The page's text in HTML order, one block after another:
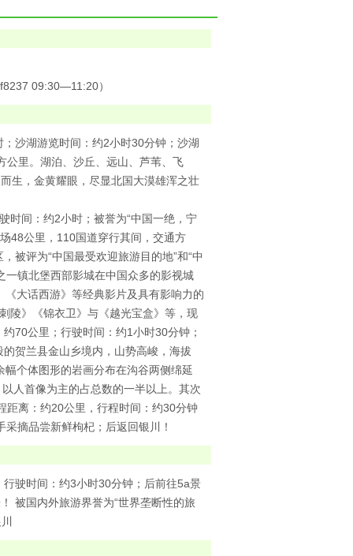
09:30—11:20）
沙湖游览时间：约2小时30分钟；沙湖
公里。湖泊、沙丘、远山、芦苇、飞
生，金黄耀眼，尽显北国大漠雄浑之壮
时间：约2小时；被誉为“中国一绝，宁
48公里，110国道穿行其间，交通方
被评为“中国最受欢迎旅游目的地”和“中
一镇北堡西部影城在中国众多的影视城
大话西游》等经典影片及具有影响力的
陵》《锦衣卫》与《越光宝盒》等，现
70公里；行驶时间：约1小时30分钟；
贺兰县金山乡境内，山势高峻，海拔
个体图形的岩画分布在沟谷两侧绵延
人首像为主的占总数的一半以上。其次
距离：约20公里，行程时间：约30分钟
摘品尝新鲜枸杞；后返回银川！
驶时间：约3小时30分钟；后前往5a景
被国内外旅游界誉为“世界垄断性的旅